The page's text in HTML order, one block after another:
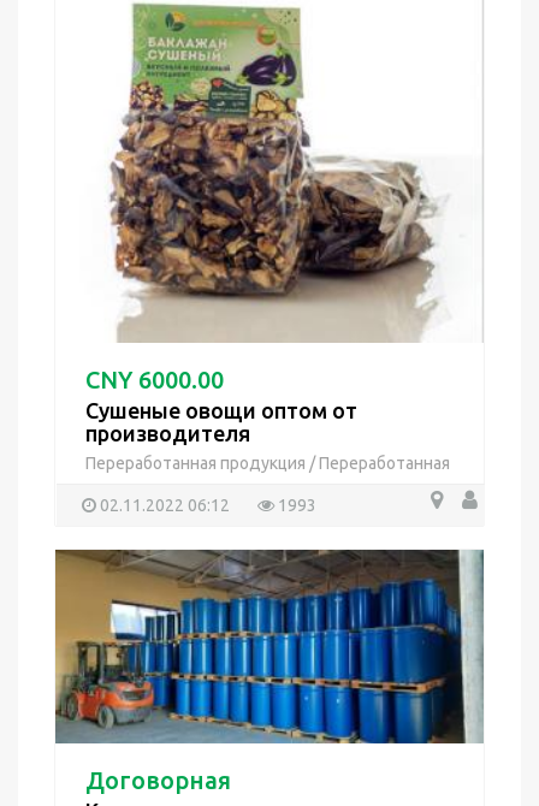
CNY 6000.00
Сушеные овощи оптом от
производителя
Переработанная продукция /Переработанная
02.11.2022 06:12
1993
Договорная